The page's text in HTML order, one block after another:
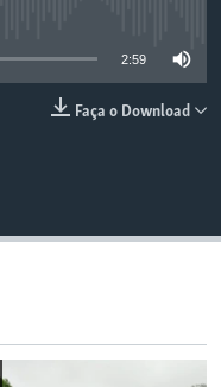
2:59
Faça o Download